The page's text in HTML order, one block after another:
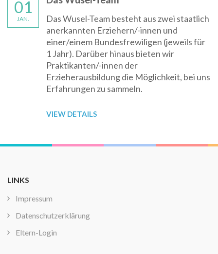
01
JAN.
Das Wusel-Team besteht aus zwei staatlich
anerkannten Erziehern/-innen und
einer/einem Bundesfrewiligen (jeweils für
1 Jahr). Darüber hinaus bieten wir
Praktikanten/-innen der
Erzieherausbildung die Möglichkeit, bei uns
Erfahrungen zu sammeln.
VIEW DETAILS
LINKS
Impressum
Datenschutzerklärung
Eltern-Login